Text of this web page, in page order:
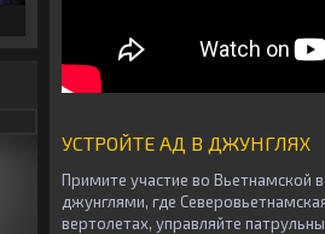
УСТРОЙТЕ АД В ДЖУНГЛЯХ
Примите участие во Вьетнамской
джунглями, где
вертолетах, управляйте